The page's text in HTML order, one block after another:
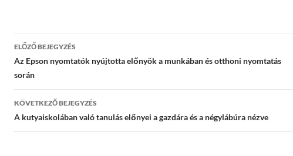
Bejegyzés
navigáció
ELŐZŐ BEJEGYZÉS
Az Epson nyomtatók nyújtotta előnyök a munkában és otthoni nyomtatás
során
KÖVETKEZŐ BEJEGYZÉS
A kutyaiskolában való tanulás előnyei a gazdára és a négylábúra nézve